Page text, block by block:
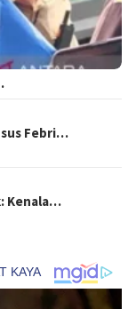
Febri…
Kenala…